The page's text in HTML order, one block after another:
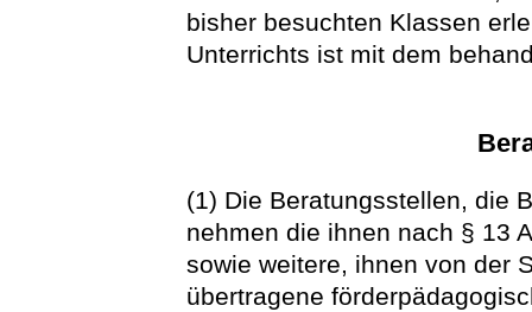
bisher besuchten Klassen
Unterrichts ist mit dem
(1) Die Beratungsstellen, die
nehmen die ihnen nach § 13
sowie weitere, ihnen von der
übertragene